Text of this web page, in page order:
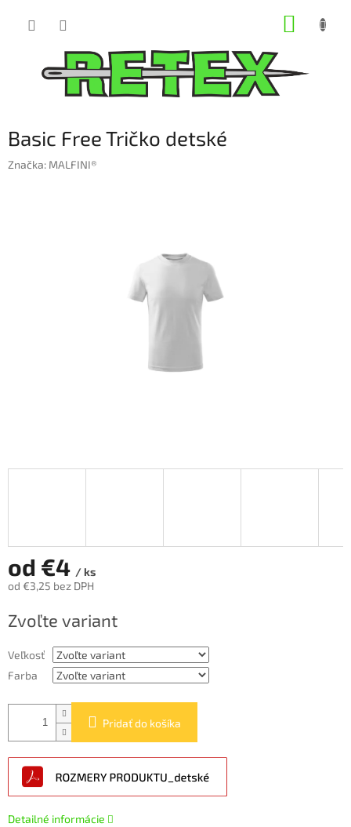
Basic Free Tričko detské
Značka: MALFINI®
od €4 / ks
od €3,25 bez DPH
cena:
Zvoľte variant
Veľkosť
Farba
Pridať do košíka
Detailné informácie